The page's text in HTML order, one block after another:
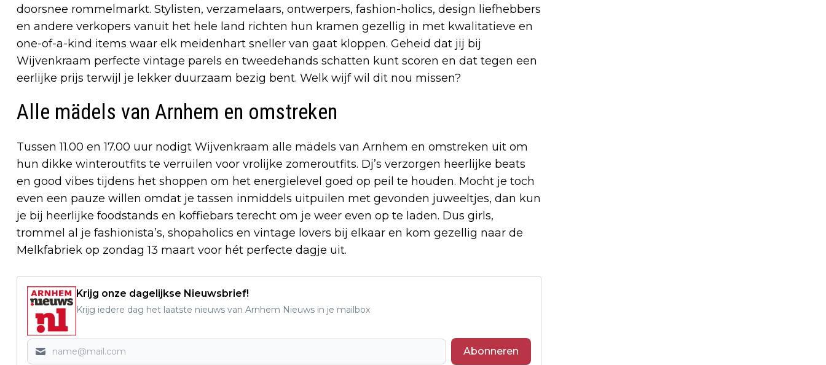
doorsnee rommelmarkt. Stylisten, verzamelaars, ontwerpers, fashion-holics, design liefhebbers
en andere verkopers vanuit het hele land richten hun kramen gezellig in met kwalitatieve en
one-of-a-kind items waar elk meidenhart sneller van gaat kloppen. Geheid dat jij bij
Wijvenkraam perfecte vintage parels en tweedehands schatten kunt scoren en dat tegen een
eerlijke prijs terwijl je lekker duurzaam bezig bent. Welk wijf wil dit nou missen?
Alle mädels van Arnhem en omstreken
Tussen 11.00 en 17.00 uur nodigt Wijvenkraam alle mädels van Arnhem en omstreken uit om
hun dikke winteroutfits te verruilen voor vrolijke zomeroutfits. Dj’s verzorgen heerlijke beats
en good vibes tijdens het shoppen om het energielevel goed op peil te houden. Mocht je toch
even een pauze willen omdat je tassen inmiddels uitpuilen met gevonden juweeltjes, dan kun
je bij heerlijke foodstands en koffiebars terecht om je weer even op te laden. Dus girls,
trommel al je fashionista’s, shopaholics en vintage lovers bij elkaar en kom gezellig naar de
Melkfabriek op zondag 13 maart voor hét perfecte dagje uit.
Krijg onze dagelijkse Nieuwsbrief!
Krijg iedere dag het laatste nieuws van Arnhem Nieuws in je mailbox
Abonneren